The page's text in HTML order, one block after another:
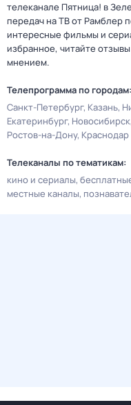
телеканале Пятница! в
передач на ТВ от Рамблер
интересные фильмы и
избранное, читайте
мнением.
Телепрограмма по городам:
Санкт-Петербург Казань
Екатеринбург Новосибирск
Ростов-на-Дону Краснодар
Телеканалы по тематикам:
кино и сериалы
местные каналы